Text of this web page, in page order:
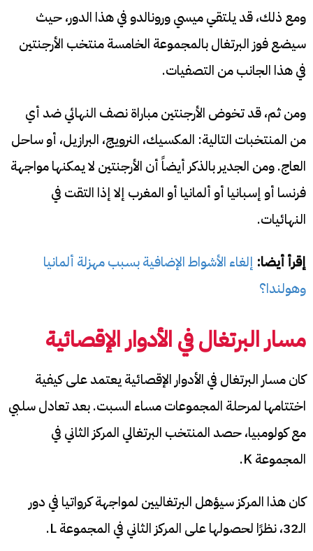
ومع ذلك، قد يلتقي ميسي ورونالدو في هذا الدور، حيث
سيضع فوز البرتغال بالمجموعة الخامسة منتخب الأرجنتين
في هذا الجانب من التصفيات.
ومن ثم، قد تخوض الأرجنتين مباراة نصف النهائي ضد أي
من المنتخبات التالية: المكسيك، النرويج، البرازيل، أو ساحل
العاج. ومن الجدير بالذكر أيضاً أن الأرجنتين لا يمكنها مواجهة
فرنسا أو إسبانيا أو ألمانيا أو المغرب إلا إذا التقت في
النهائيات.
إقرأ أيضا: إلغاء الأشواط الإضافية بسبب مهزلة ألمانيا
وهولندا؟
مسار البرتغال في الأدوار الإقصائية
كان مسار البرتغال في الأدوار الإقصائية يعتمد على كيفية
اختتامها لمرحلة المجموعات مساء السبت. بعد تعادل سلبي
مع كولومبيا، حصد المنتخب البرتغالي المركز الثاني في
المجموعة K.
كان هذا المركز سيؤهل البرتغاليين لمواجهة كرواتيا في دور
الـ32، نظرًا لحصولها على المركز الثاني في المجموعة L.